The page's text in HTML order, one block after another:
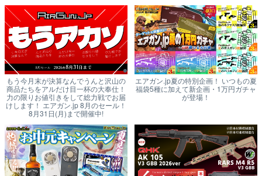
もう今月末が決算なんでうんと沢山の
商品たちをアルだけ目一杯の大奉仕！
力の限りお値引きをして総力戦でお届
けします！ エアガン.jp 8月のセール！
8月31日(月)まで開催中!
エアガン.jp夏の特別企画！ いつもの夏
福袋5種に加えて新企画・1万円ガチャ
が登場！